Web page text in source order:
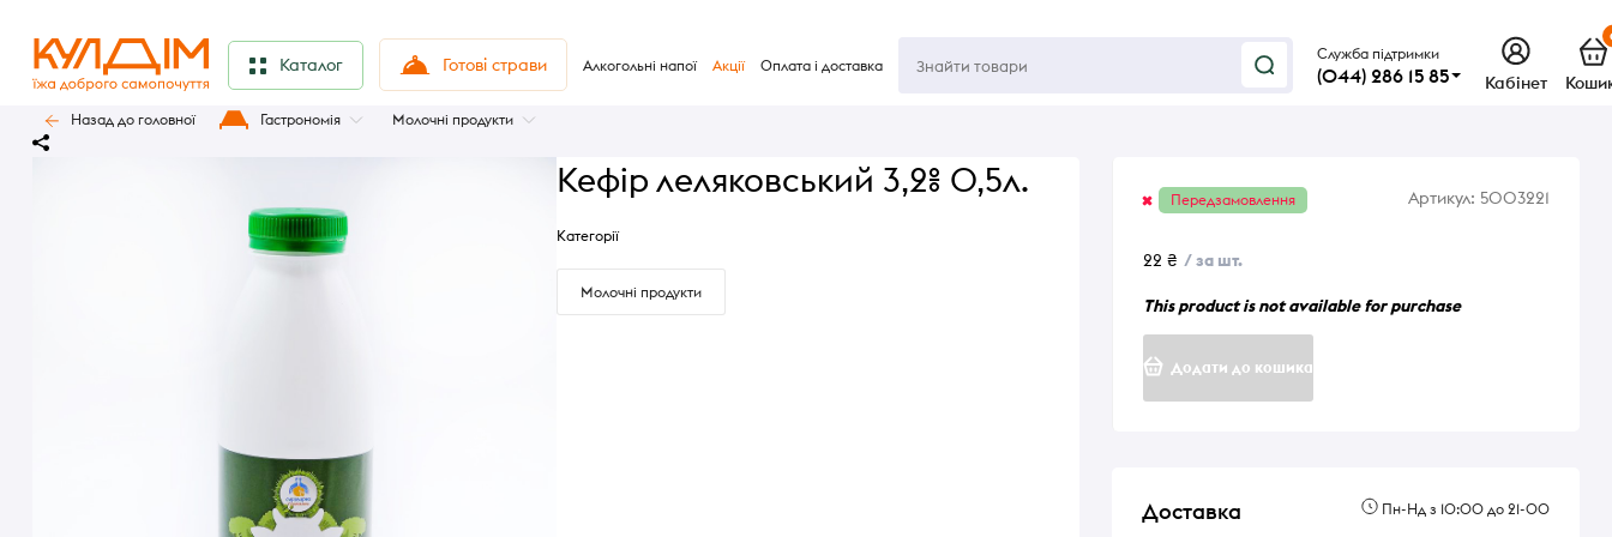
Каталог Готові страви Алкогольні напої Акції Оплата і доставка
Служба підтримки
(044) 286 15 85 Кабінет
Назад до головної Гастрономія Молочні продукти
Кефір леляковський 3,2% 0,5л.
Категорії
Молочні продукти
Передзамовлення Артикул: 5003221
22 ₴ / за шт.
This product is not available for purchase
Додати до кошика
Доставка Пн-Нд з 10:00 до 21-00